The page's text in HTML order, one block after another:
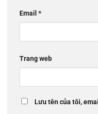
Email *
Trang web
Lưu tên của tôi,